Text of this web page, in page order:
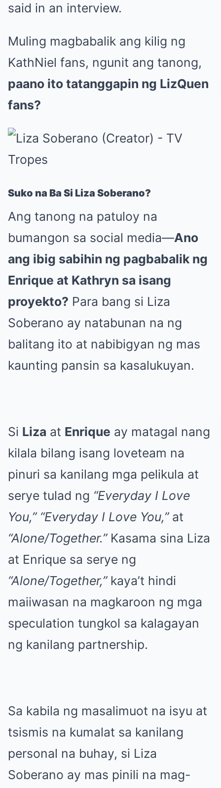
said in an interview.
Muling magbabalik ang kilig ng
KathNiel fans, ngunit ang tanong,
paano ito tatanggapin ng LizQuen
fans?
Suko na Ba Si Liza Soberano?
Ang tanong na patuloy na
bumangon sa social media—Ano
ang ibig sabihin ng pagbabalik ng
Enrique at Kathryn sa isang
proyekto? Para bang si Liza
Soberano ay natabunan na ng
balitang ito at nabibigyan ng mas
kaunting pansin sa kasalukuyan.
Si Liza at Enrique ay matagal nang
kilala bilang isang loveteam na
pinuri sa kanilang mga pelikula at
serye tulad ng “Everyday I Love
You,” “Everyday I Love You,”at
“Alone/Together.”Kasama sina Liza
at Enrique sa serye ng
“Alone/Together,”kaya’t hindi
maiiwasan na magkaroon ng mga
speculation tungkol sa kalagayan
ng kanilang partnership.
Sa kabila ng masalimuot na isyu at
tsismis na kumalat sa kanilang
personal na buhay, si Liza
Soberano ay mas pinili na mag-